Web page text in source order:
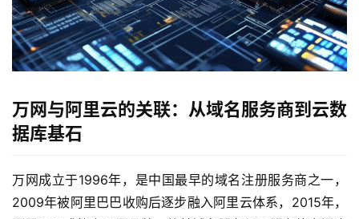
万网与阿里云的关联：从域名服务商到云数
据库基石
万网成立于1996年，是中国最早的域名注册服务商之一，
2009年被阿里巴巴收购后逐步融入阿里云体系，2015年，